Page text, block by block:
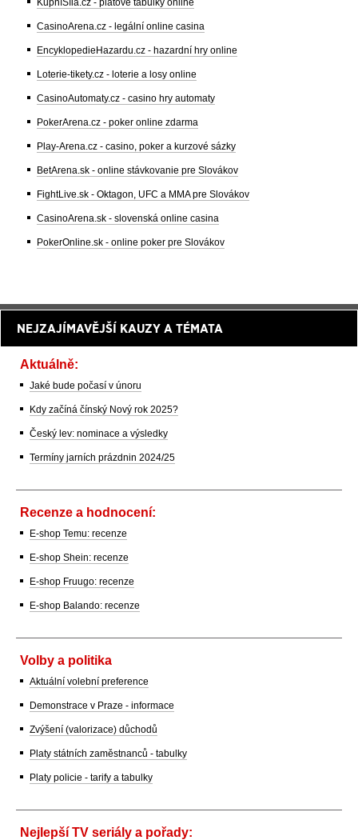
CasinoArena.cz - legální online casina
EncyklopedieHazardu.cz - hazardní hry online
Loterie-tikety.cz - loterie a losy online
CasinoAutomaty.cz - casino hry automaty
PokerArena.cz - poker online zdarma
Play-Arena.cz - casino, poker a kurzové sázky
BetArena.sk - online stávkovanie pre Slovákov
FightLive.sk - Oktagon, UFC a MMA pre Slovákov
CasinoArena.sk - slovenská online casina
PokerOnline.sk - online poker pre Slovákov
NEJZAJÍMAVĚJŠÍ KAUZY A TÉMATA
Aktuálně:
Jaké bude počasí v únoru
Kdy začíná čínský Nový rok 2025?
Český lev: nominace a výsledky
Termíny jarních prázdnin 2024/25
Recenze a hodnocení:
E-shop Temu: recenze
E-shop Shein: recenze
E-shop Fruugo: recenze
E-shop Balando: recenze
Volby a politika
Aktuální volební preference
Demonstrace v Praze - informace
Zvýšení (valorizace) důchodů
Platy státních zaměstnanců - tabulky
Platy policie - tarify a tabulky
Nejlepší TV seriály a pořady: